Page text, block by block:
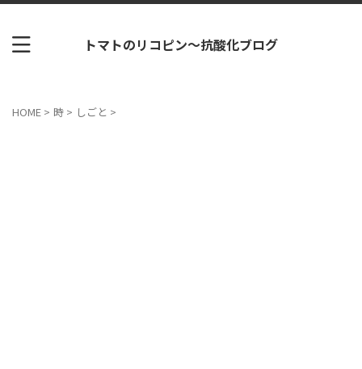
トマトのリコピン～抗酸化ブログ
HOME > 時 > しごと >